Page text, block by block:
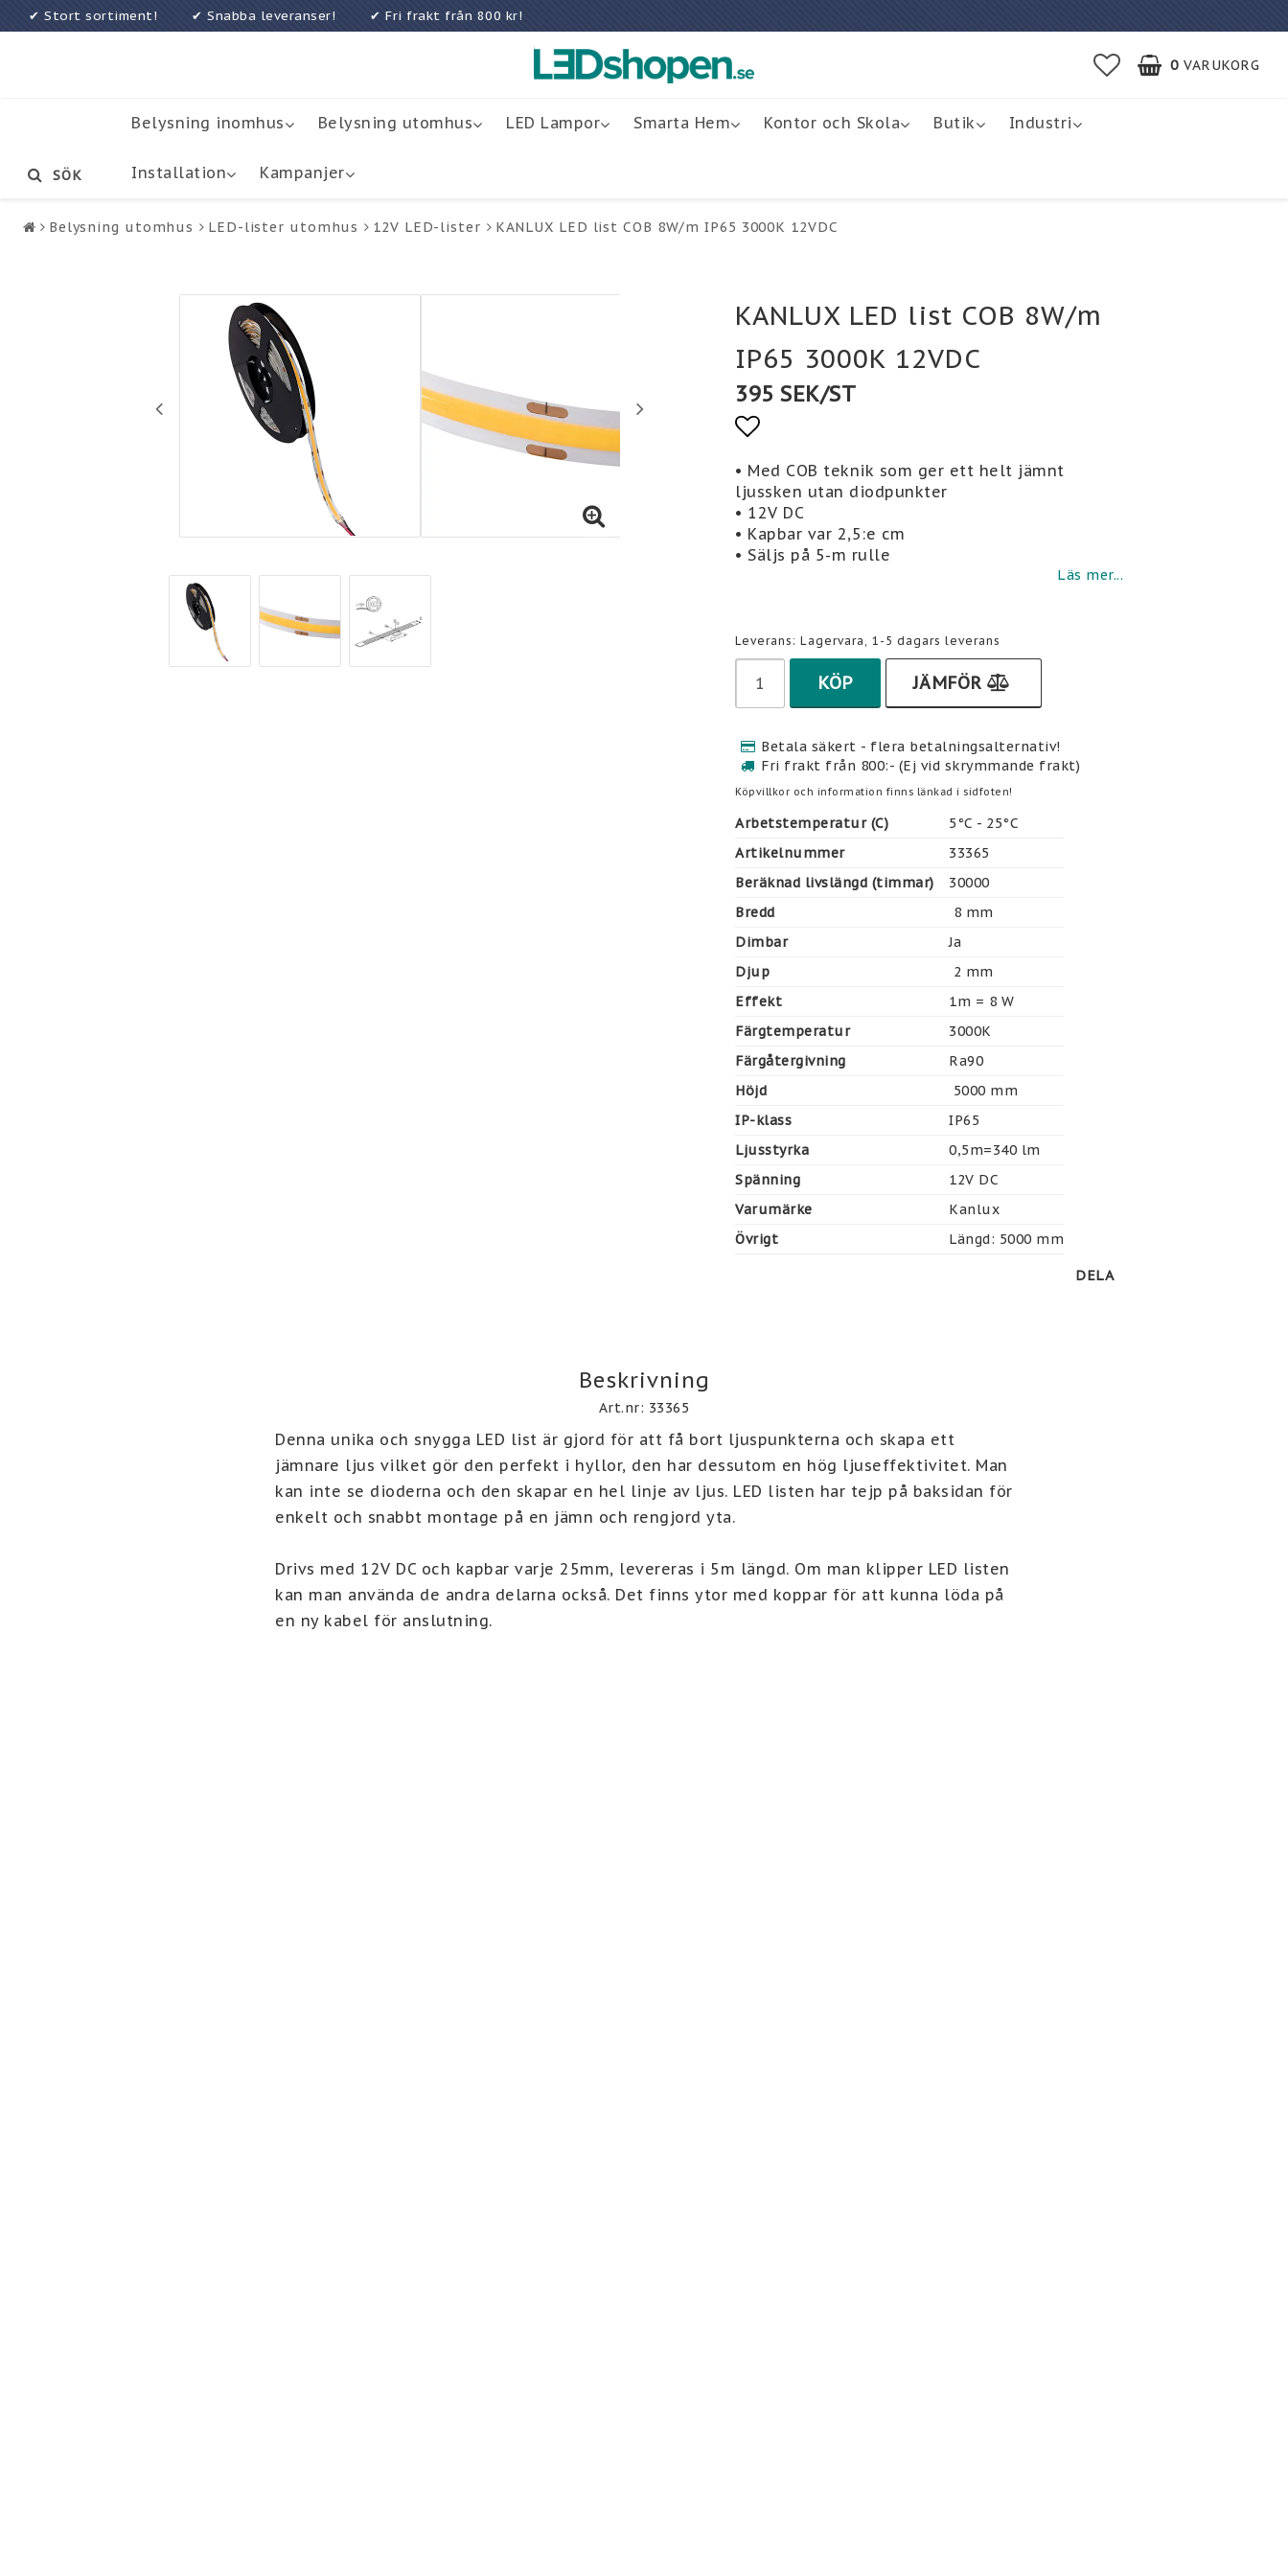
✔ Stort sortiment! ✔ Snabba leveranser! ✔ Fri frakt från 800 kr!
0 VARUKORG
Belysning inomhus Belysning utomhus LED Lampor Smarta Hem Kontor och Skola Butik Industri
Installation Kampanjer
SÖK
Belysning utomhus LED-lister utomhus 12V LED-lister KANLUX LED list COB 8W/m IP65 3000K 12VDC
KANLUX LED list COB 8W/m
IP65 3000K 12VDC
395 SEK/ST
Lägg till i favoritlistan
• Med COB teknik som ger ett helt jämnt
ljussken utan diodpunkter
• 12V DC
• Kapbar var 2,5:e cm
• Säljs på 5-m rulle
Läs mer...
Leverans: Lagervara, 1-5 dagars leverans
KÖP JÄMFÖR
Betala säkert - flera betalningsalternativ!
Fri frakt från 800:- (Ej vid skrymmande frakt)
Köpvillkor och information finns länkad i sidfoten!
Arbetstemperatur (C)
5°C - 25°C
Artikelnummer
33365
Beräknad livslängd (timmar)
30000
Bredd
8 mm
Dimbar
Ja
Djup
2 mm
Effekt
1m = 8 W
Färgtemperatur
3000K
Färgåtergivning
Ra90
Höjd
5000 mm
IP-klass
IP65
Ljusstyrka
0,5m=340 lm
Spänning
12V DC
Varumärke
Kanlux
Övrigt
Längd: 5000 mm
DELA
Beskrivning
Art.nr: 33365
Denna unika och snygga LED list är gjord för att få bort ljuspunkterna och skapa ett
jämnare ljus vilket gör den perfekt i hyllor, den har dessutom en hög ljuseffektivitet. Man
kan inte se dioderna och den skapar en hel linje av ljus. LED listen har tejp på baksidan för
enkelt och snabbt montage på en jämn och rengjord yta.
Drivs med 12V DC och kapbar varje 25mm, levereras i 5m längd. Om man klipper LED listen
kan man använda de andra delarna också. Det finns ytor med koppar för att kunna löda på
en ny kabel för anslutning.